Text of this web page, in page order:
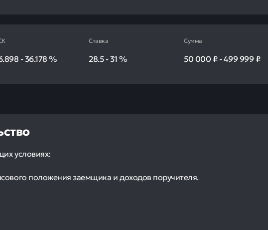
-36.178%
Ставка
28.5-31%
Сумма
50 000 ₽-499 999 ₽
условиях:
положения заемщика и доходов поручителя.